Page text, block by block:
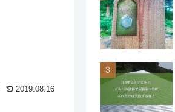
2019.08.16